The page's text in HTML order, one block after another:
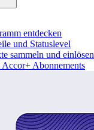
entdecken
und Statuslevel
sammeln und einlösen
Abonnements